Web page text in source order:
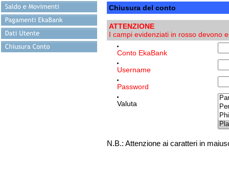
Chiusura del conto
ATTENZIONE
I campi evidenziati in rosso devono
Conto EkaBank
Username
Password
Valuta
N.B.: Attenzione ai caratteri in